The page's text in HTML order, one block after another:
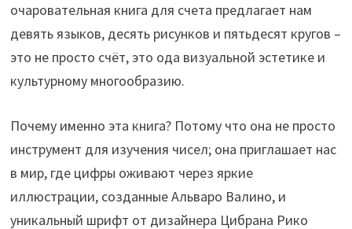
очаровательная книга для счета предлагает нам
девять языков, десять рисунков и пятьдесят кругов –
это не просто счёт, это ода визуальной эстетике и
культурному многообразию.
Почему именно эта книга? Потому что она не просто
инструмент для изучения чисел; она приглашает нас
в мир, где цифры оживают через яркие
иллюстрации, созданные Альваро Валино, и
уникальный шрифт от дизайнера Цибрана Рико